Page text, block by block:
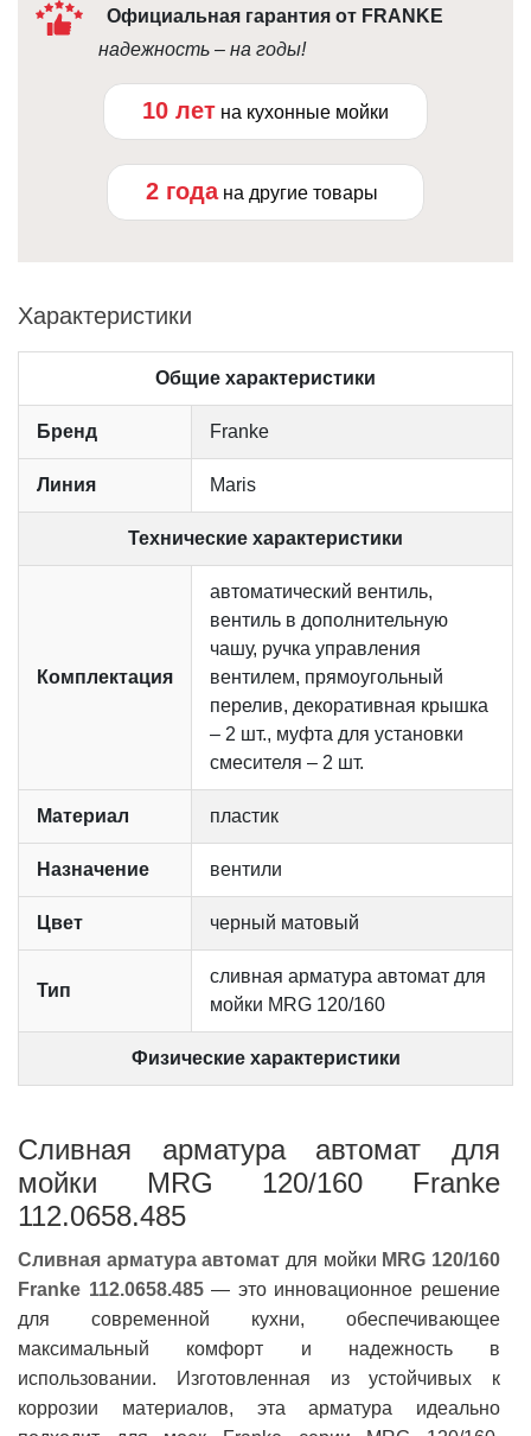
Официальная гарантия от FRANKE
надежность – на годы!
10 лет на кухонные мойки
2 года на другие товары
Характеристики
Общие характеристики
Бренд Franke
Линия Maris
Технические характеристики
Комплектация
автоматический вентиль,
вентиль в дополнительную
чашу, ручка управления
вентилем, прямоугольный
перелив, декоративная крышка
– 2 шт., муфта для установки
смесителя – 2 шт.
Материал пластик
Назначение вентили
Цвет черный матовый
Тип
сливная арматура автомат для
мойки MRG 120/160
Физические характеристики
Сливная арматура автомат для
мойки MRG 120/160 Franke
112.0658.485
Сливная арматура автомат для мойки MRG 120/160
Franke 112.0658.485— это инновационное решение
для современной кухни, обеспечивающее
максимальный комфорт и надежность в
использовании. Изготовленная из устойчивых к
коррозии материалов, эта арматура идеально